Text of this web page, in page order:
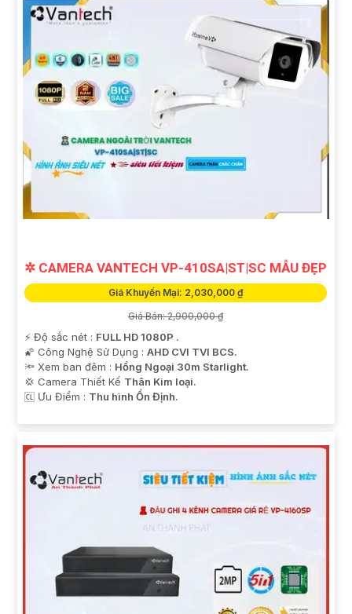
✲ CAMERA VANTECH VP-410SA|ST|SC MẪU ĐẸP
Giá Khuyến Mại: 2,030,000 ₫
Giá Bán: 2,900,000 ₫
️⚡ Độ sắc nét : FULL HD 1080P .
🌠 Công Nghệ Sử Dụng : AHD CVI TVI BCS.
🔦 Xem ban đêm : Hồng Ngoại 30m Starlight.
💢 Camera Thiết Kế Thân Kim loại.
️🆑 Ưu Điểm : Thu hình Ổn Định.